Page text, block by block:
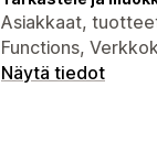
Asiakkaat,
Functions,
Näytä tiedot